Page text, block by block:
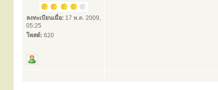
ลงทะเบียนเมื่อ: 17 พ.ค. 2009,
05:25
โพสต์: 620